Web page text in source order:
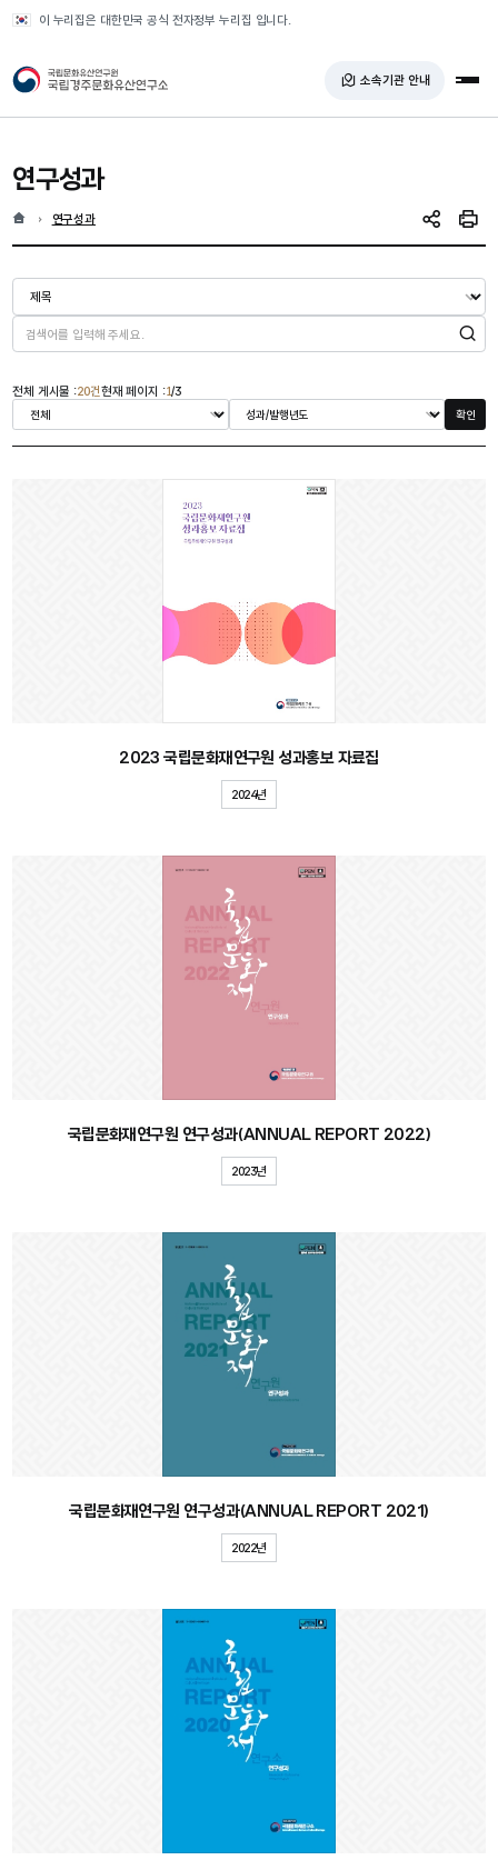
이 누리집은 대한민국 공식 전자정부 누리집 입니다.
국가유산청 국립경주문화유산연구소 소속기관 안내 전
연구성과
홈 현재 위치
연구성과 SNS 공유인쇄
검색
전체 게시물 :20건현재 페이지 :1/3
확인
2023 국립문화재연구원 성과홍보 자료집
2024년
국립문화재연구원 연구성과(ANNUAL REPORT 2022)
2023년
국립문화재연구원 연구성과(ANNUAL REPORT 2021)
2022년